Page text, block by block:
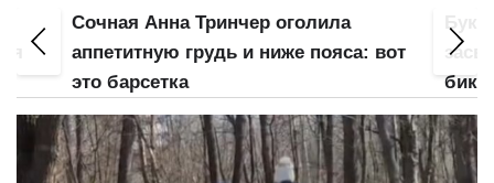
Сочная Анна Тринчер оголила
аппетитную грудь и ниже пояса: вот
это барсетка